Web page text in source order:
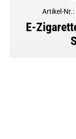
Artikel-Nr.:
E-